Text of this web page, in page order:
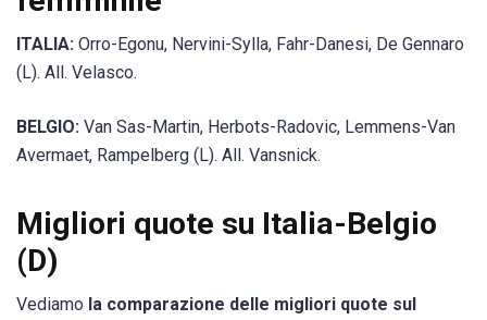
ITALIA: Orro-Egonu, Nervini-Sylla, Fahr-Danesi, De Gennaro
(L). All. Velasco.
BELGIO: Van Sas-Martin, Herbots-Radovic, Lemmens-Van
Avermaet, Rampelberg (L). All. Vansnick.
Migliori quote su Italia-Belgio
(D)
Vediamo la comparazione delle migliori quote sul